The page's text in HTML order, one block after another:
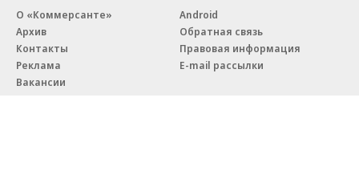
О «Коммерсанте»
Архив
Контакты
Реклама
Вакансии
Android
Обратная связь
Правовая информация
E-mail рассылки